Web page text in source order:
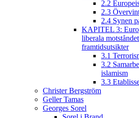
2.2
2.3
2.4 Synen
KAPITEL 3:
liberala
framtidsutsikter
3.1
3.2
islamism
3.3
Christer Bergström
Geller Tamas
Georges Sorel